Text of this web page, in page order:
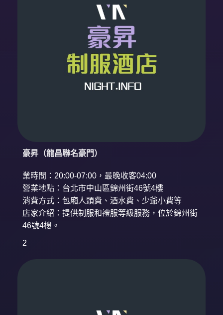
豪昇（龍昌聯名豪門）
業時間：20:00-07:00，最晚收客04:00
營業地點：台北市中山區錦州街46號4樓
消費方式：包廂人頭費、酒水費、少爺小費等
店家介紹：提供制服和禮服等級服務，位於錦州街
46號4樓。
2